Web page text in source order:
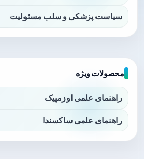
سیاست پزشکی و سلب مسئولیت
محصولات ویژه
راهنمای علمی اوزمپیک
راهنمای علمی ساکسندا